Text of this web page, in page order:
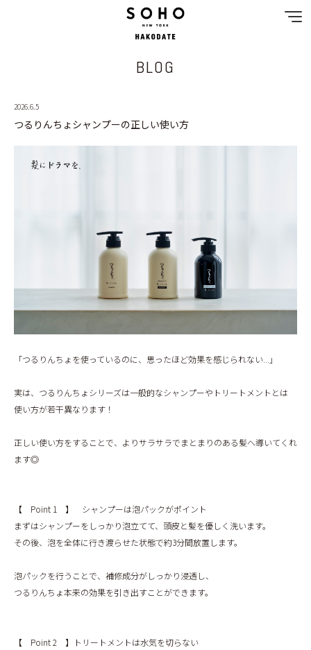
SPECIAL MENU
MENU
RECRUIT
BLOG
2026.6.5
つるりんちょシャンプーの正しい使い方
「つるりんちょを使っているのに、思ったほど効果を感じられない...」
実は、つるりんちょシリーズは一般的なシャンプーやトリートメントとは
使い方が若干異なります！
正しい使い方をすることで、よりサラサラでまとまりのある髪へ導いてくれ
ます◎
【 Point 1 】 シャンプーは泡パックがポイント
まずはシャンプーをしっかり泡立てて、頭皮と髪を優しく洗います。
その後、泡を全体に行き渡らせた状態で約3分間放置します。
泡パックを行うことで、補修成分がしっかり浸透し、
つるりんちょ本来の効果を引き出すことができます。
【 Point 2 】トリートメントは水気を切らない